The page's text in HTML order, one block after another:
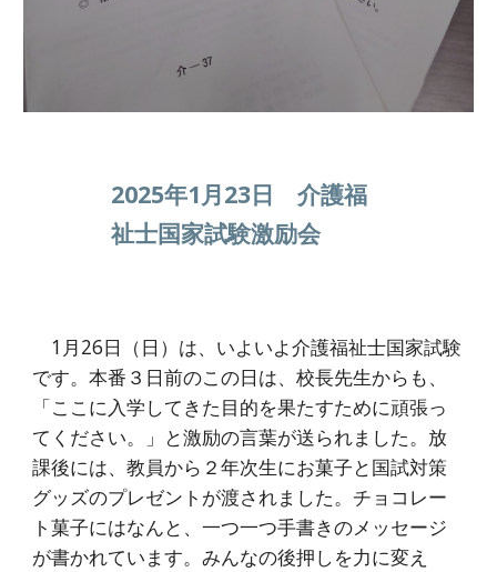
2025年1月23日 介護福
祉士国家試験激励会
1月26日（日）は、いよいよ介護福祉士国家試験
です。本番３日前のこの日は、校長先生からも、
「ここに入学してきた目的を果たすために頑張っ
てください。」と激励の言葉が送られました。放
課後には、教員から２年次生にお菓子と国試対策
グッズのプレゼントが渡されました。チョコレー
ト菓子にはなんと、一つ一つ手書きのメッセージ
が書かれています。みんなの後押しを力に変え